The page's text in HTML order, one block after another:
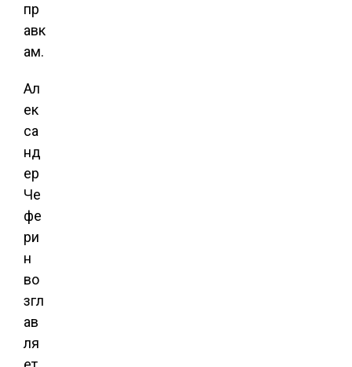
пр
авк
ам.
Ал
ек
са
нд
ер
Че
фе
ри
н
во
згл
ав
ля